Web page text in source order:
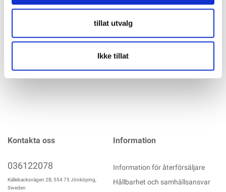
tillat utvalg
Ikke tillat
sinusvåg av bästa kvalitet och kan användas till all 230 V-
mer info
Kontakta oss
036122078
Källebacksvägen 2B, 554 75 Jönköping,
Sweden
Information
Information för återförsäljare
Hållbarhet och samhällsansvar